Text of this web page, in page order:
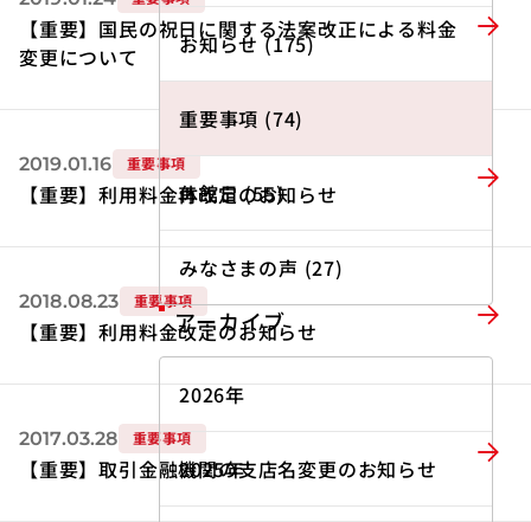
【重要】国民の祝日に関する法案改正による料金
変更について
2019.01.16 重要事項
【重要】利用料金再改定のお知らせ
2018.08.23 重要事項
【重要】利用料金改定のお知らせ
2017.03.28 重要事項
【重要】取引金融機関の支店名変更のお知らせ
お知らせ (175)
重要事項 (74)
休館日 (55)
みなさまの声 (27)
アーカイブ
2026年
2025年